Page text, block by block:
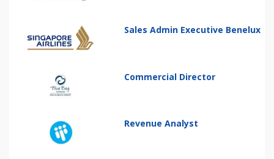
Sales Admin Executive Benelux
Commercial Director
Revenue Analyst